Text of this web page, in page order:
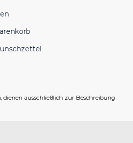
ausschließlich zur Beschreibung